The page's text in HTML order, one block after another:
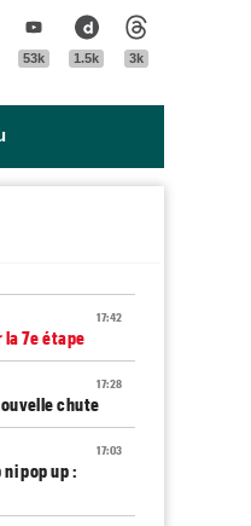
Tik Tok Youtube
53k
Dailymotion
1.5k 3k
17:42
la 7e étape
17:28
chute
17:03
pop up :